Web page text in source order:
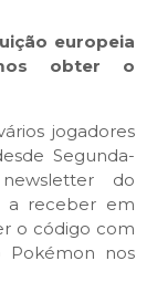
europeia
obter o
jogadores
Segunda-
do
a receber em
o código com
nos